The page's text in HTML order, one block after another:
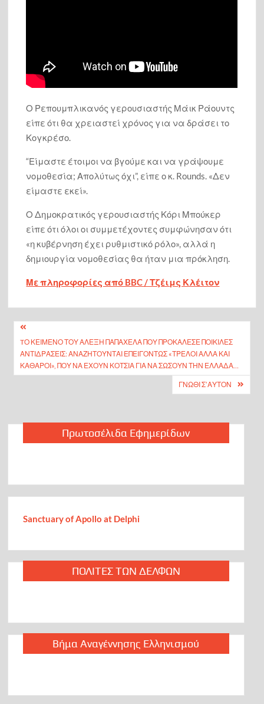
Ο Ρεπουμπλικανός γερουσιαστής Μάικ Ράουντς
είπε ότι θα χρειαστεί χρόνος για να δράσει το
Κογκρέσο.
“Είμαστε έτοιμοι να βγούμε και να γράψουμε
νομοθεσία; Απολύτως όχι”, είπε ο κ. Rounds. «Δεν
είμαστε εκεί».
Ο Δημοκρατικός γερουσιαστής Κόρι Μπούκερ
είπε ότι όλοι οι συμμετέχοντες συμφώνησαν ότι
«η κυβέρνηση έχει ρυθμιστικό ρόλο», αλλά η
δημιουργία νομοθεσίας θα ήταν μια πρόκληση.
Με πληροφορίες από BBC / Τζέιμς Κλέιτον
Πλοήγηση
άρθρων
TΟ ΚΕΊΜΕΝΟ ΤΟΥ ΑΛΈΞΗ ΠΑΠΑΧΕΛΆ ΠΟΥ ΠΡΟΚΆΛΕΣΕ ΠΟΙΚΊΛΕΣ
ΑΝΤΙΔΡΆΣΕΙΣ: ΑΝΑΖΗΤΟΎΝΤΑΙ ΕΠΕΙΓΌΝΤΩΣ «ΤΡΕΛΟΊ ΑΛΛΆ ΚΑΙ
ΚΑΘΑΡΟΊ», ΠΟΥ ΝΑ ΈΧΟΥΝ ΚΌΤΣΙΑ ΓΙΑ ΝΑ ΣΏΣΟΥΝ ΤΗΝ ΕΛΛΆΔΑ…
ΓΝΏΘΙ Σ’ΑΥΤΌΝ
Πρωτοσέλιδα Εφημερίδων
Sanctuary of Apollo at Delphi
ΠΟΛΙΤΕΣ ΤΩΝ ΔΕΛΦΩΝ
Βήμα Αναγέννησης Ελληνισμού